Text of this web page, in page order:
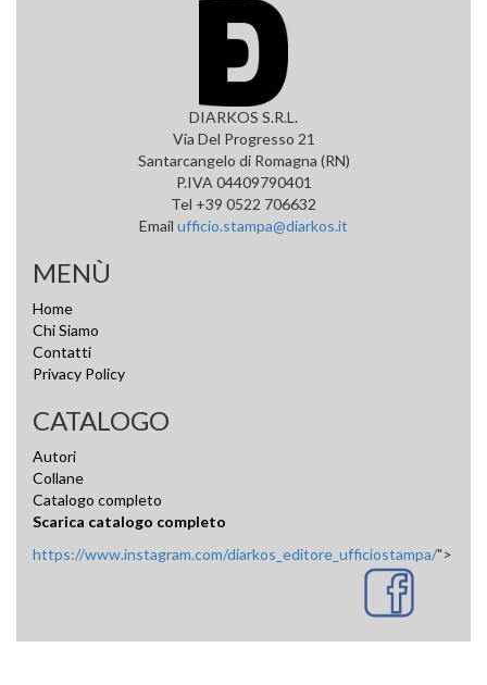
DIARKOS S.R.L.
Via Del Progresso 21
Santarcangelo di Romagna (RN)
P.IVA 04409790401
Tel +39 0522 706632
Email ufficio.stampa@diarkos.it
MENÙ
Home
Chi Siamo
Contatti
Privacy Policy
CATALOGO
Autori
Collane
Catalogo completo
Scarica catalogo completo
https://www.instagram.com/diarkos_editore_ufficiostampa/">